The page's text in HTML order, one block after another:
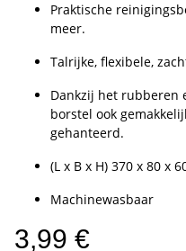
Praktische
meer.
Talrijke, flexibele,
Dankzij het rubberen
borstel ook
gehanteerd.
(L x B x H) 370 x 80 x
Machinewasbaar
3,99 €